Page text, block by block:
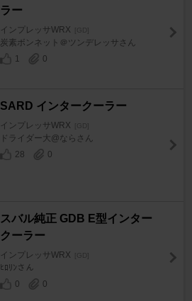
ラー
インプレッサWRX [GD]
炭素ボンネット＠ツンデレッサさん
1
0
SARD インタークーラー
インプレッサWRX [GD]
ドライダー大@ならさん
28
0
スバル純正 GDB E型インター
クーラー
インプレッサWRX [GD]
ﾋﾛﾘﾝさん
0
0